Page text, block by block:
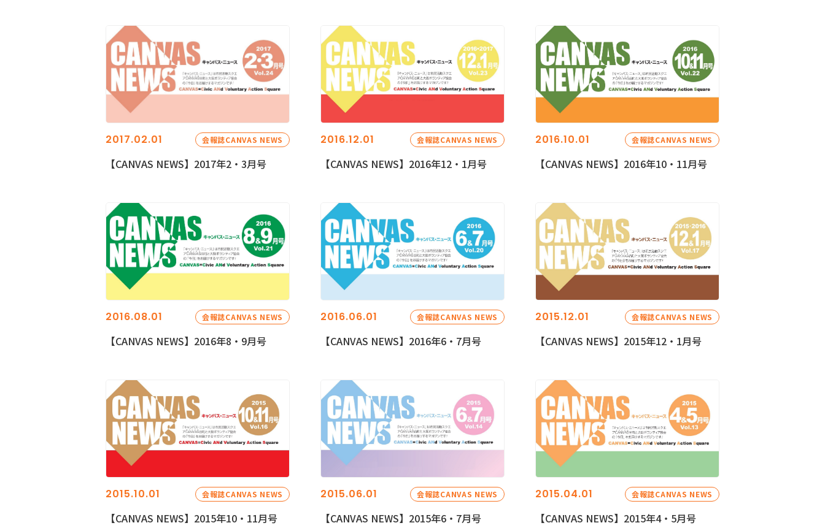
2017.02.01 会報誌CANVAS NEWS
【CANVAS NEWS】2017年2・3月号
2016.12.01 会報誌CANVAS NEWS
【CANVAS NEWS】2016年12・1月号
2016.10.01 会報誌CANVAS NEWS
【CANVAS NEWS】2016年10・11月号
2016.08.01 会報誌CANVAS NEWS
【CANVAS NEWS】2016年8・9月号
2016.06.01 会報誌CANVAS NEWS
【CANVAS NEWS】2016年6・7月号
2015.12.01 会報誌CANVAS NEWS
【CANVAS NEWS】2015年12・1月号
2015.10.01 会報誌CANVAS NEWS
【CANVAS NEWS】2015年10・11月号
2015.06.01 会報誌CANVAS NEWS
【CANVAS NEWS】2015年6・7月号
2015.04.01 会報誌CANVAS NEWS
【CANVAS NEWS】2015年4・5月号